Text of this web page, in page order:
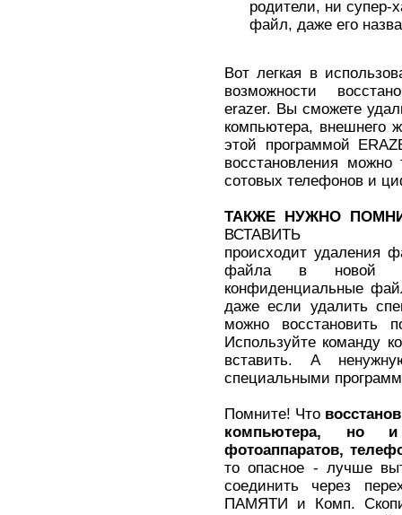
родители, ни супер-
файл, даже его
Вот легкая в
возможности
erazer. Вы сможете
компьютера, внешнего
этой программой
восстановления
сотовых телефонов и
ТАКЖЕ НУЖНО
ВСТАВИТЬ
происходит удаления
файла в новой
конфиденциальные
даже если удалить
можно восстановить
Используйте команду
вставить. А
специальными
Помните! Что
компьютера, но
фотоаппаратов,
то опасное - лучше
соединить через
ПАМЯТИ и Комп.